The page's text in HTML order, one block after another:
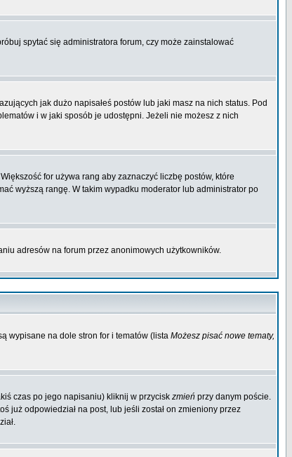
spytać się administratora forum, czy może zainstalować
jak dużo napisałeś postów lub jaki masz na nich status. Pod
i w jaki sposób je udostępni. Jeżeli nie możesz z nich
for używa rang aby zaznaczyć liczbę postów, które
wyższą rangę. W takim wypadku moderator lub administrator po
adresów na forum przez anonimowych użytkowników.
wypisane na dole stron for i tematów (lista Możesz pisać nowe tematy,
czas po jego napisaniu) kliknij w przycisk zmień przy danym poście.
już odpowiedział na post, lub jeśli został on zmieniony przez